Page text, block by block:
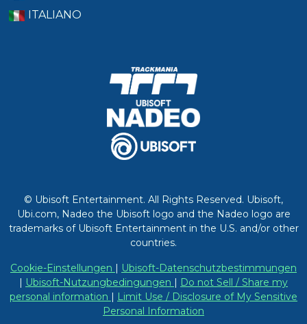
ITALIANO
© Ubisoft Entertainment. All Rights Reserved. Ubisoft,
Ubi.com, Nadeo the Ubisoft logo and the Nadeo logo are
trademarks of Ubisoft Entertainment in the U.S. and/or other
countries.
Cookie-Einstellungen | Ubisoft-Datenschutzbestimmungen
| Ubisoft-Nutzungbedingungen | Do not Sell / Share my
personal information | Limit Use / Disclosure of My Sensitive
Personal Information